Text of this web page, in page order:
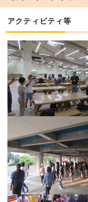
アクティビティ等